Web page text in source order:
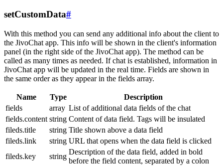
setCustomData#
With this method you can send any additional info about the client to
the JivoChat app. This info will be shown in the client's information
panel (in the right side of the JivoChat app). The method can be
called as many times as needed. If chat is established, information in
JivoChat app will be updated in the real time. Fields are shown in
the same order as they appear in the fields array.
Name Type
Description
fields
array List of additional data fields of the chat
fields.content string Content of data field. Tags will be insulated
fileds.title
string Title shown above a data field
fileds.link
string URL that opens when the data field is clicked
fileds.key
string
Description of the data field, added in bold
before the field content, separated by a colon